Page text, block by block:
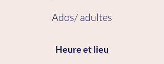
Ados/ adultes
Heure et lieu